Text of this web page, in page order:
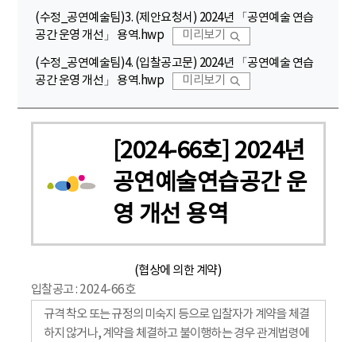
(수정_공연예술팀)3. (제안요청서) 2024년 「공연예술 연습
공간 운영 개선」 용역.hwp
미리보기
(수정_공연예술팀)4. (입찰공고문) 2024년 「공연예술 연습
공간 운영 개선」 용역.hwp
미리보기
[2024-66호] 2024년
공연예술연습공간 운
영 개선 용역
(협상에 의한 계약)
입찰공고 : 2024-66호
규격 착오 또는 규정의 미숙지 등으로 입찰자가 계약을 체결
하지 않거나, 계약을 체결하고 불이행하는 경우 관계법령에